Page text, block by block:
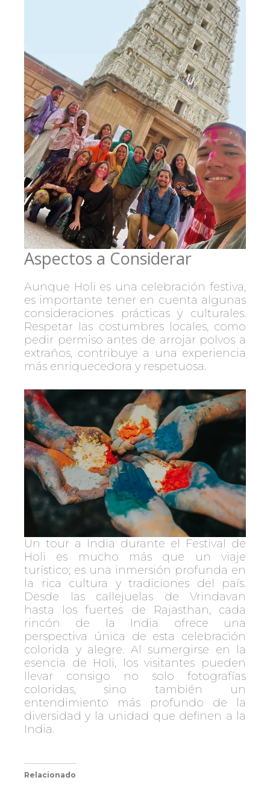
Aspectos a Considerar
Aunque Holi es una celebración festiva,
es importante tener en cuenta algunas
consideraciones prácticas y culturales.
Respetar las costumbres locales, como
pedir permiso antes de arrojar polvos a
extraños, contribuye a una experiencia
más enriquecedora y respetuosa.
Un tour a India durante el Festival de
Holi es mucho más que un viaje
turístico; es una inmersión profunda en
la rica cultura y tradiciones del país.
Desde las callejuelas de Vrindavan
hasta los fuertes de Rajasthan, cada
rincón de la India ofrece una
perspectiva única de esta celebración
colorida y alegre. Al sumergirse en la
esencia de Holi, los visitantes pueden
llevar consigo no solo fotografías
coloridas, sino también un
entendimiento más profundo de la
diversidad y la unidad que definen a la
India.
Relacionado